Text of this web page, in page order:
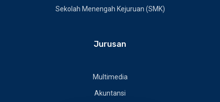
Sekolah Menengah Kejuruan (SMK)
Jurusan
Multimedia
Akuntansi